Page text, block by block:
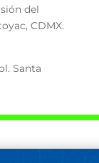
del
CDMX.
Santa